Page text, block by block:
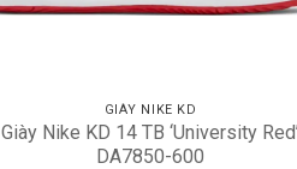
GIÀY NIKE KD
Giày Nike KD 14 TB ‘University
DA7850-600